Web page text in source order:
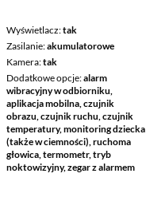
Wyświetlacz tak
Zasilanie akumulatorowe
Kamera tak
Dodatkowe opcje alarm
wibracyjny w odbiorniku,
aplikacja mobilna, czujnik
obrazu, czujnik ruchu, czujnik
temperatury, monitoring dziecka
(także w ciemności), ruchoma
głowica, termometr, tryb
noktowizyjny, zegar z alarmem